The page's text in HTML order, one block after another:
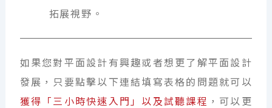
拓展視野。
如果您對平面設計有興趣或者想更了解平面設計
發展，只要點擊以下連結填寫表格的問題就可以
獲得「三小時快速入門」以及試聽課程 ，可以更